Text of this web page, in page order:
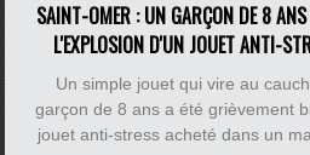
SAINT-OMER : UN GARÇON DE 8 ANS
L'EXPLOSION D'UN JOUET ANTI-
Un simple jouet qui vire au
garçon de 8 ans a été grièvement
jouet anti-stress acheté dans un